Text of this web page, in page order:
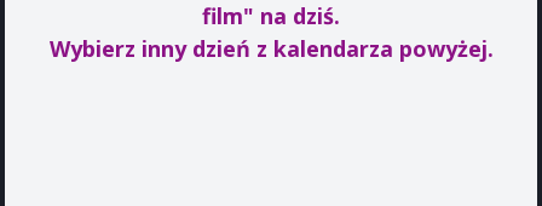
film" na dziś.
Wybierz inny dzień z kalendarza powyżej.